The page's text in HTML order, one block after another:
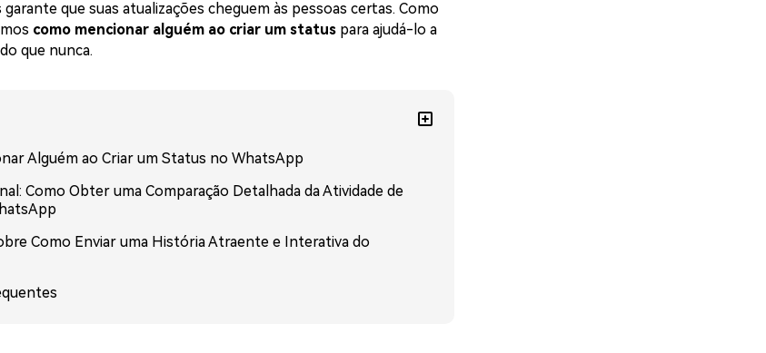
que suas atualizações cheguem às pessoas certas. Como
como mencionar alguém ao criar um statuspara ajudá-lo a
que nunca.
Alguém ao Criar um Status no WhatsApp
Como Obter uma Comparação Detalhada da Atividade de
Como Enviar uma História Atraente e Interativa do